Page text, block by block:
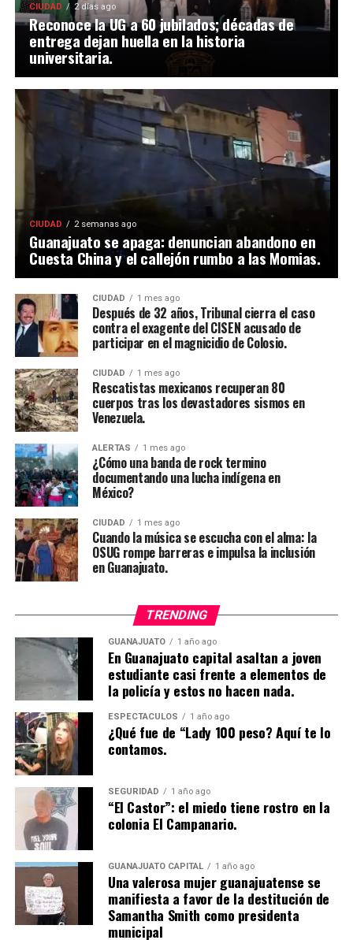
CIUDAD 2 días ago
Reconoce la UG a 60 jubilados; décadas de
entrega dejan huella en la historia
universitaria.
CIUDAD 2 semanas ago
Guanajuato se apaga: denuncian abandono en
Cuesta China y el callejón rumbo a las Momias.
CIUDAD 1 mes ago
Después de 32 años, Tribunal cierra el caso
contra el exagente del CISEN acusado de
participar en el magnicidio de Colosio.
CIUDAD 1 mes ago
Rescatistas mexicanos recuperan 80
cuerpos tras los devastadores sismos en
Venezuela.
ALERTAS 1 mes ago
¿Cómo una banda de rock termino
documentando una lucha indígena en
México?
CIUDAD 1 mes ago
Cuando la música se escucha con el alma: la
OSUG rompe barreras e impulsa la inclusión
en Guanajuato.
TRENDING
GUANAJUATO 1 año ago
En Guanajuato capital asaltan a joven
estudiante casi frente a elementos de
la policía y estos no hacen nada.
ESPECTÁCULOS 1 año ago
¿Qué fue de “Lady 100 peso? Aquí te lo
contamos.
SEGURIDAD 1 año ago
“El Castor”: el miedo tiene rostro en la
colonia El Campanario.
GUANAJUATO CAPITAL 1 año ago
Una valerosa mujer guanajuatense se
manifiesta a favor de la destitución de
Samantha Smith como presidenta
municipal